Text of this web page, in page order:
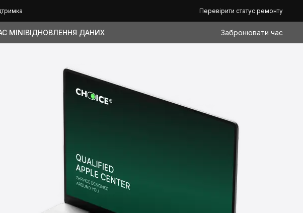
Перевірити статус ремонту
MINIВІДНОВЛЕННЯ ДАНИХ Забронювати час